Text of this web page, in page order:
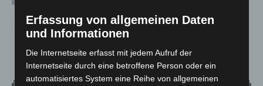
Erfassung von allgemeinen Daten
und Informationen
Die Internetseite erfasst mit jedem Aufruf der
Internetseite durch eine betroffene Person oder ein
automatisiertes System eine Reihe von allgemeinen